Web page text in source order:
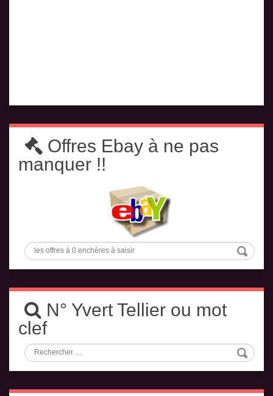
Offres Ebay à ne pas
manquer !!
N° Yvert Tellier ou mot
clef